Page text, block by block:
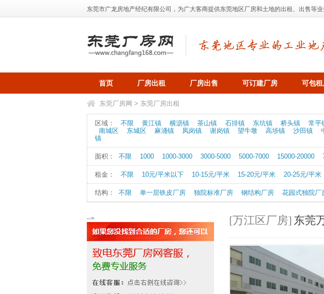
东莞市广龙房地产经纪有限公司，为广大客商提供东莞地区厂房和土地的出租、出售等
首页 厂房出租 厂房出售 可订建厂房 可包
东莞厂房网 > 东莞厂房出租
区域： 不限 黄江镇 横沥镇 茶山镇 石排镇 东坑镇 桥头镇 常平
南城区
东城区 麻涌镇 凤岗镇 谢岗镇 望牛墩 高埗镇 沙田镇
镇
面积： 不限 1000 1000-3000 3000-5000 5000-7000 15000-20000
租金： 不限 10元/平米以下 10-15元/平米 15-20元/平米 20-25元/平米
结构： 不限 单一层铁皮厂房 独院标准厂房 钢结构厂房 花园式独院厂
--> [万江区厂房] 东莞